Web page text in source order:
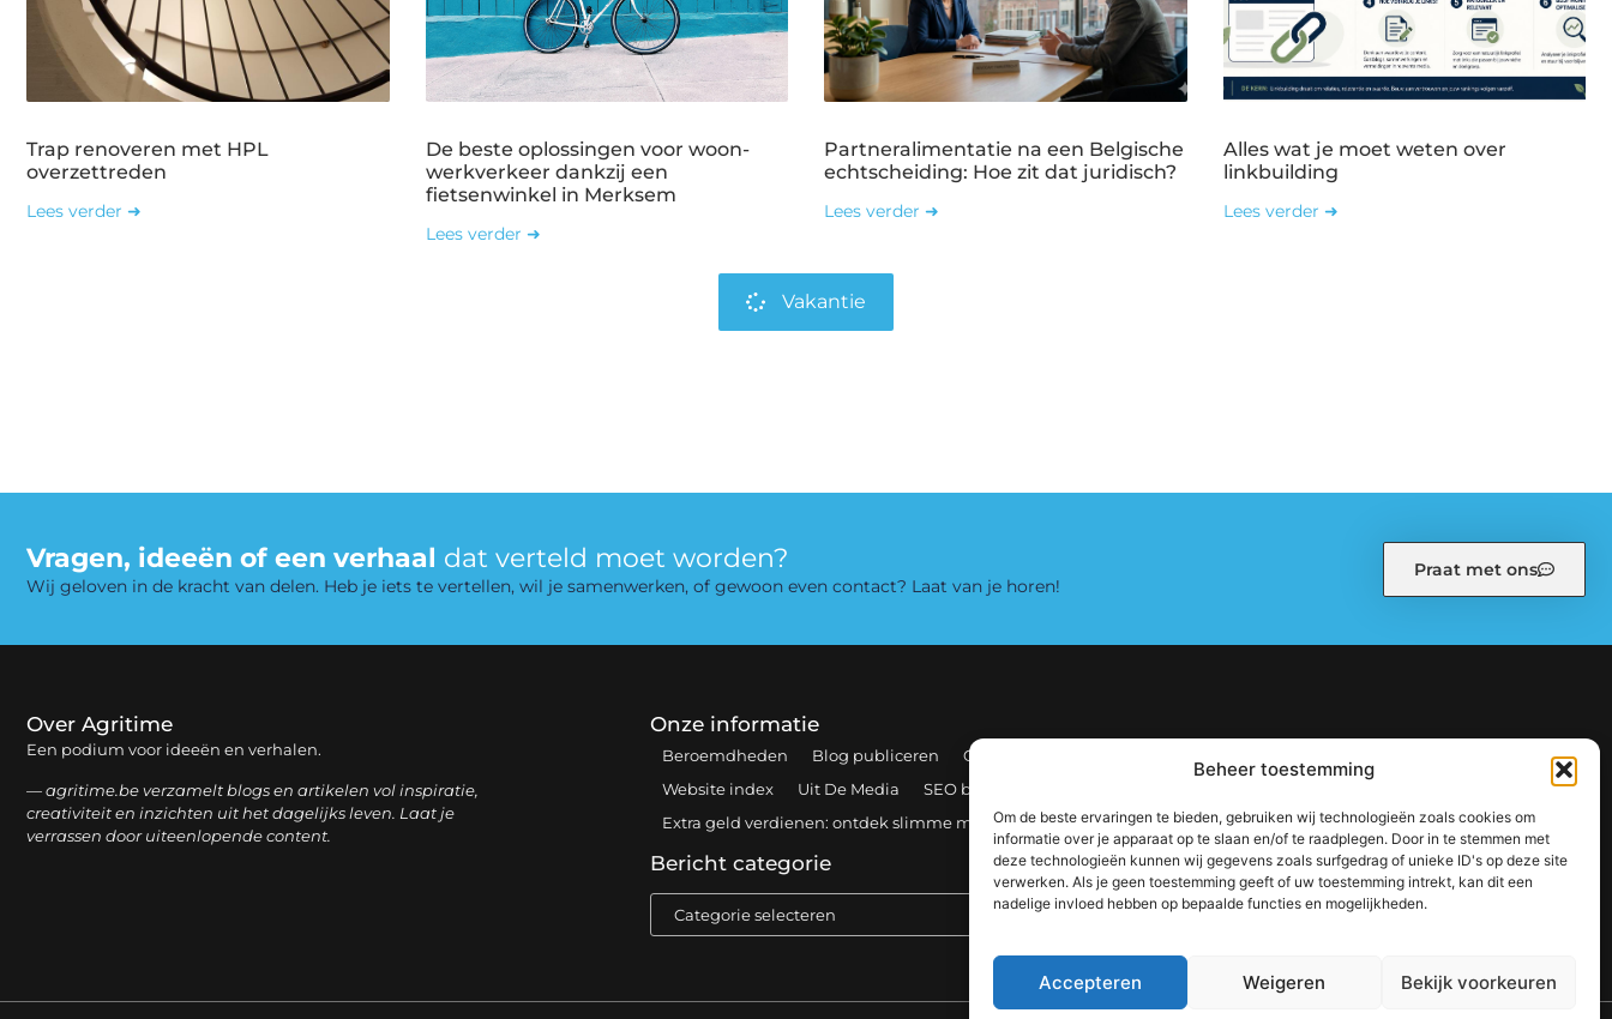
Beheer toestemming
Om de beste ervaringen te bieden, gebruiken wij technologieën zoals cookies om
informatie over je apparaat op te slaan en/of te raadplegen. Door in te stemmen met
deze technologieën kunnen wij gegevens zoals surfgedrag of unieke ID's op deze site
verwerken. Als je geen toestemming geeft of uw toestemming intrekt, kan dit een
nadelige invloed hebben op bepaalde functies en mogelijkheden.
Accepteren Weigeren Bekijk voorkeuren
TOP
Trap renoveren met HPL
overzettreden
Lees verder ➜
De beste oplossingen voor woon-
werkverkeer dankzij een
fietsenwinkel in Merksem
Lees verder ➜
Partneralimentatie na een Belgische
echtscheiding: Hoe zit dat juridisch?
Lees verder ➜
Alles wat je moet weten over
linkbuilding
Lees verder ➜
Vakantie
Vragen, ideeën of een verhaal dat verteld moet worden?
Wij geloven in de kracht van delen. Heb je iets te vertellen, wil je samenwerken, of gewoon even contact? Laat van je horen!
Praat met ons
Over Agritime
Een podium voor ideeën en verhalen.
— agritime.be verzamelt blogs en artikelen vol inspiratie,
creativiteit en inzichten uit het dagelijks leven. Laat je
verrassen door uiteenlopende content.
Onze informatie
Beroemdheden Blog publiceren Contact
Website index
Uit De Media
SEO backlinks kopen: zo bouw je stap voor stap aan een sterke online autoriteit
Extra geld verdienen: ontdek slimme manieren om jouw inkomen te vergroten
Bericht categorie